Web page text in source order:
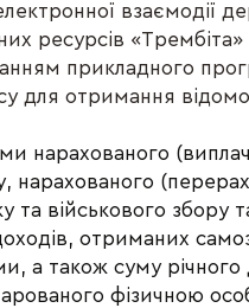
взаємодії
ресурсів «Трембіта»
прикладного
для отримання
нарахованого
нарахованого
та військового збору
отриманих
а також суму річного
фізичною